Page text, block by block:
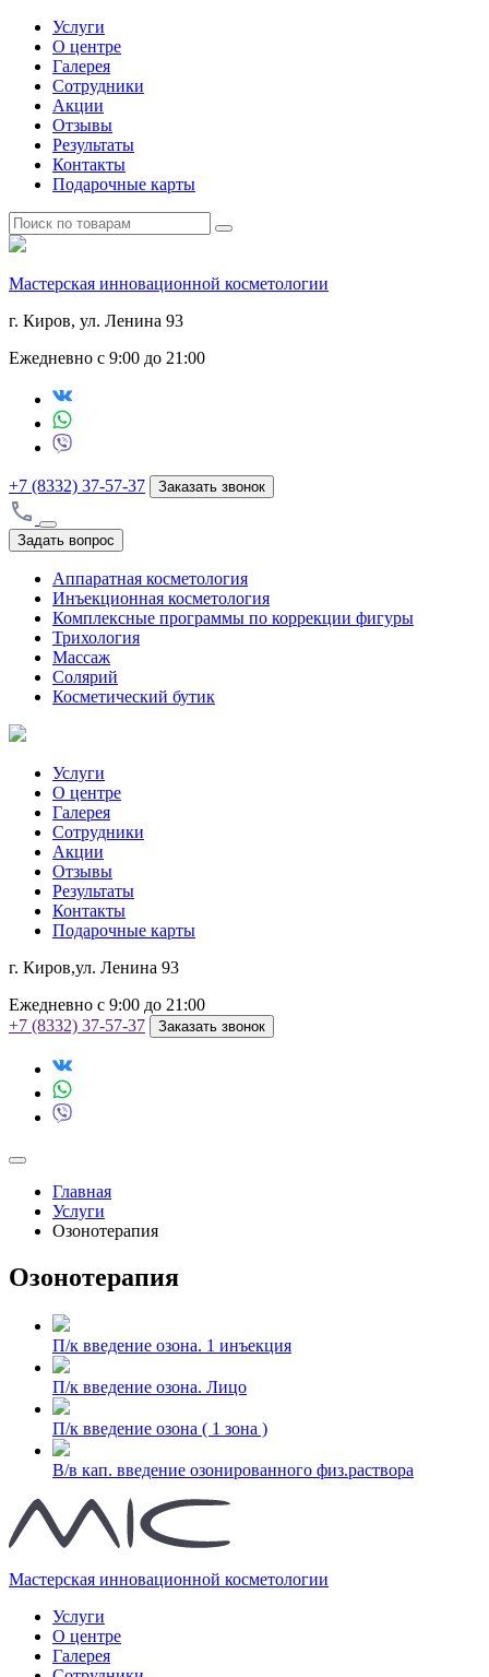
Услуги
О центре
Галерея
Сотрудники
Акции
Отзывы
Результаты
Контакты
Подарочные карты
Мастерская инновационной косметологии
г. Киров, ул. Ленина 93
Ежедневно с 9:00 до 21:00
+7 (8332) 37-57-37 Заказать звонок
Задать вопрос
Аппаратная косметология
Инъекционная косметология
Комплексные программы по коррекции фигуры
Трихология
Массаж
Солярий
Косметический бутик
Услуги
О центре
Галерея
Сотрудники
Акции
Отзывы
Результаты
Контакты
Подарочные карты
г. Киров,ул. Ленина 93
Ежедневно с 9:00 до 21:00
+7 (8332) 37-57-37
Заказать звонок
Главная
Услуги
Озонотерапия
Озонотерапия
П/к введение озона. 1 инъекция
П/к введение озона. Лицо
П/к введение озона ( 1 зона )
В/в кап. введение озонированного физ.раствора
Мастерская инновационной косметологии
Услуги
О центре
Галерея